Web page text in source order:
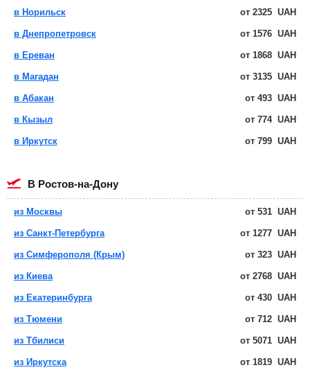
в Норильск от 2325 UAH
в Днепропетровск от 1576 UAH
в Ереван от 1868 UAH
в Магадан от 3135 UAH
в Абакан от 493 UAH
в Кызыл от 774 UAH
в Иркутск от 799 UAH
в Ростов-на-Дону
из Москвы от 531 UAH
из Санкт-Петербурга от 1277 UAH
из Симферополя (Крым) от 323 UAH
из Киева от 2768 UAH
из Екатеринбурга от 430 UAH
из Тюмени от 712 UAH
из Тбилиси от 5071 UAH
из Иркутска от 1819 UAH